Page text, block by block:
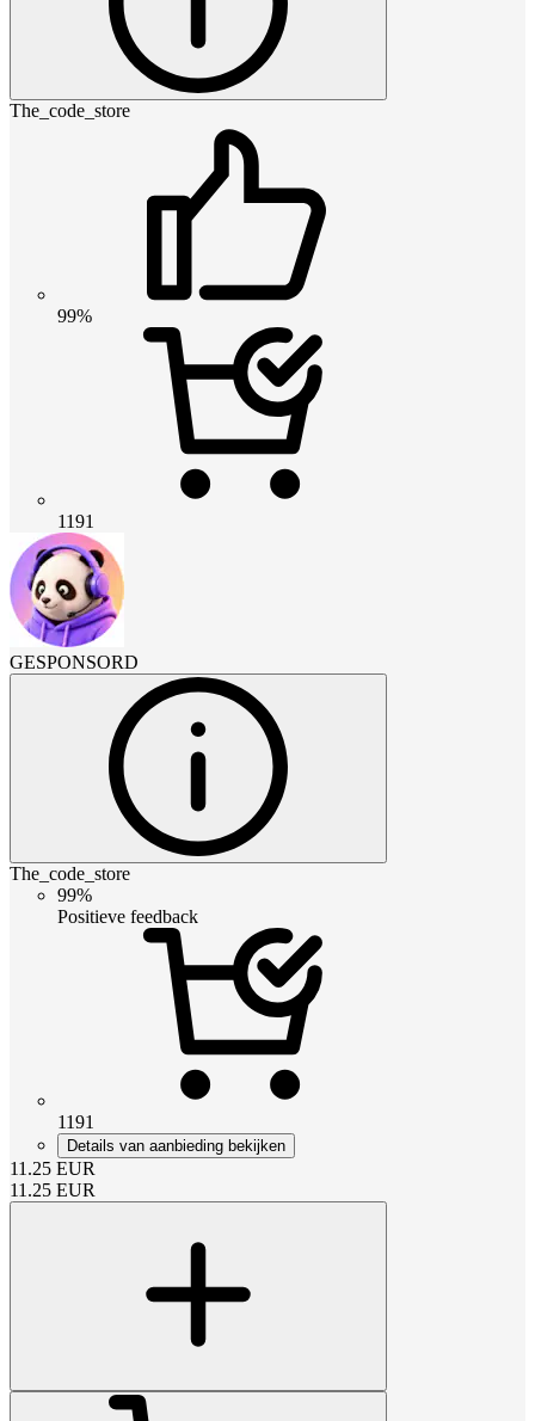
The_code_store
99%
1191
GESPONSORD
The_code_store
99%
Positieve feedback
1191
Details van aanbieding bekijken
11.25 EUR
11.25 EUR